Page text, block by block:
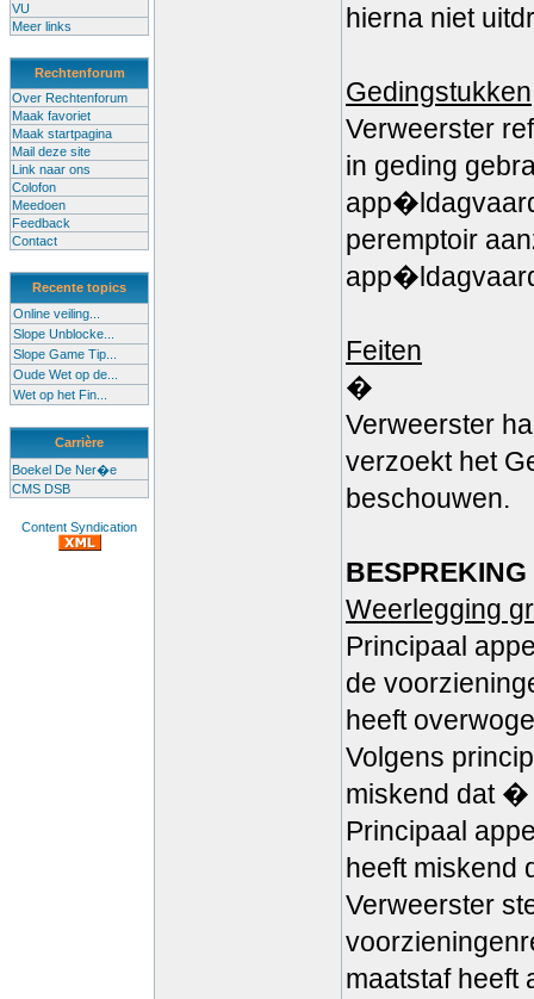
VU
Meer links
Rechtenforum
Over Rechtenforum
Maak favoriet
Maak startpagina
Mail deze site
Link naar ons
Colofon
Meedoen
Feedback
Contact
Recente topics
Online veiling...
Slope Unblocke...
Slope Game Tip...
Oude Wet op de...
Wet op het Fin...
Carrière
Boekel De Ner�e
CMS DSB
Content Syndication
hierna niet
Gedingstukken
Verweerster
in geding
peremptoir
Feiten
�
Verweerster
verzoekt het
beschouwen.
Weerlegging
Principaal
de
heeft
Volgens
miskend dat �
Principaal
heeft miskend
Verweerster
maatstaf heeft